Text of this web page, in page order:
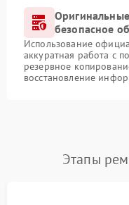
безопасное
Использование
аккуратная работа с
резервное
восстановление
Этапы